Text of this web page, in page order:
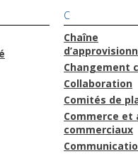
C
Chaîne
Changement
Collaboration
Comités de
Commerce et
commerciaux